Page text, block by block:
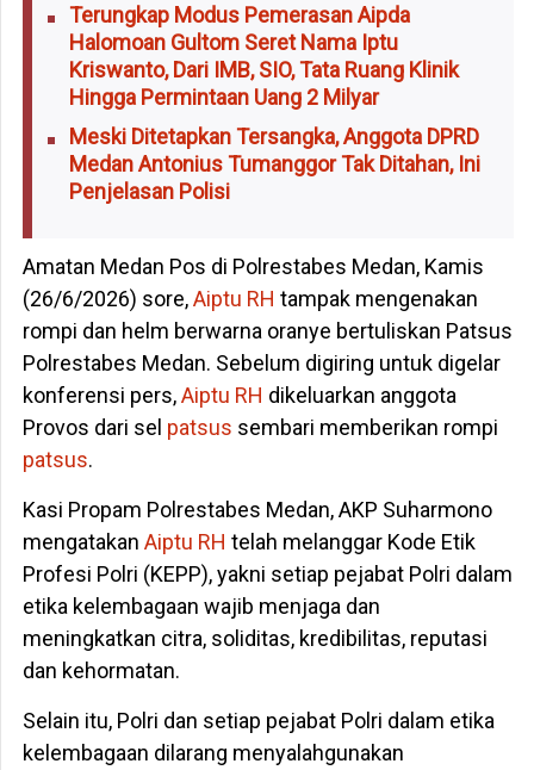
Terungkap Modus Pemerasan Aipda
Halomoan Gultom Seret Nama Iptu
Kriswanto, Dari IMB, SIO, Tata Ruang Klinik
Hingga Permintaan Uang 2 Milyar
Meski Ditetapkan Tersangka, Anggota DPRD
Medan Antonius Tumanggor Tak Ditahan, Ini
Penjelasan Polisi
Amatan Medan Pos di Polrestabes Medan, Kamis
(26/6/2026) sore,Aiptu RH tampak mengenakan
rompi dan helm berwarna oranye bertuliskan Patsus
Polrestabes Medan. Sebelum digiring untuk digelar
konferensi pers,Aiptu RH dikeluarkan anggota
Provos dari sel patsus sembari memberikan rompi
patsus.
Kasi Propam Polrestabes Medan, AKP Suharmono
mengatakan Aiptu RH telah melanggar Kode Etik
Profesi Polri (KEPP), yakni setiap pejabat Polri dalam
etika kelembagaan wajib menjaga dan
meningkatkan citra, soliditas, kredibilitas, reputasi
dan kehormatan.
Selain itu, Polri dan setiap pejabat Polri dalam etika
kelembagaan dilarang menyalahgunakan